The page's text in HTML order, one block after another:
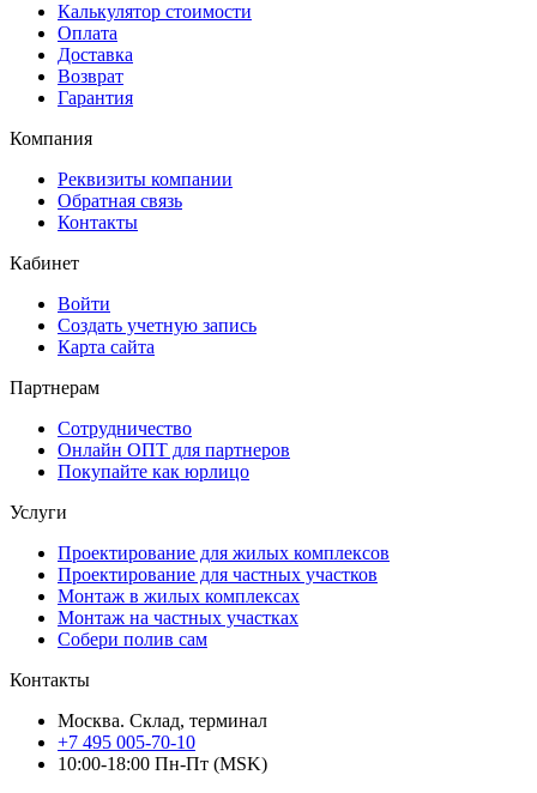
Калькулятор стоимости
Оплата
Доставка
Возврат
Гарантия
Компания
Реквизиты компании
Обратная связь
Контакты
Кабинет
Войти
Создать учетную запись
Карта сайта
Партнерам
Сотрудничество
Онлайн ОПТ для партнеров
Покупайте как юрлицо
Услуги
Проектирование для жилых комплексов
Проектирование для частных участков
Монтаж в жилых комплексах
Монтаж на частных участках
Собери полив сам
Контакты
Москва. Склад, терминал
+7 495 005-70-10
10:00-18:00 Пн-Пт (MSK)